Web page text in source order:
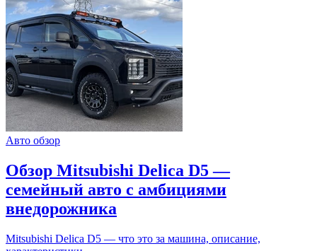
Авто обзор
Обзор Mitsubishi Delica D5 —
семейный авто с амбициями
внедорожника
Mitsubishi Delica D5 — что это за машина, описание,